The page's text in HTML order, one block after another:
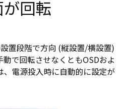
回転
置段階で方向 (縦設置/横設置)
で回転させなくともOSDおよ
電源投入時に自動的に設定が